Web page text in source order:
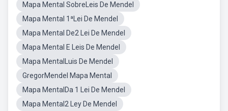
Mapa Mental SobreLeis De Mendel
Mapa Mental 1ªLei De Mendel
Mapa Mental De2 Lei De Mendel
Mapa Mental E Leis De Mendel
Mapa MentalLuis De Mendel
GregorMendel Mapa Mental
Mapa MentalDa 1 Lei De Mendel
Mapa Mental2 Ley De Mendel